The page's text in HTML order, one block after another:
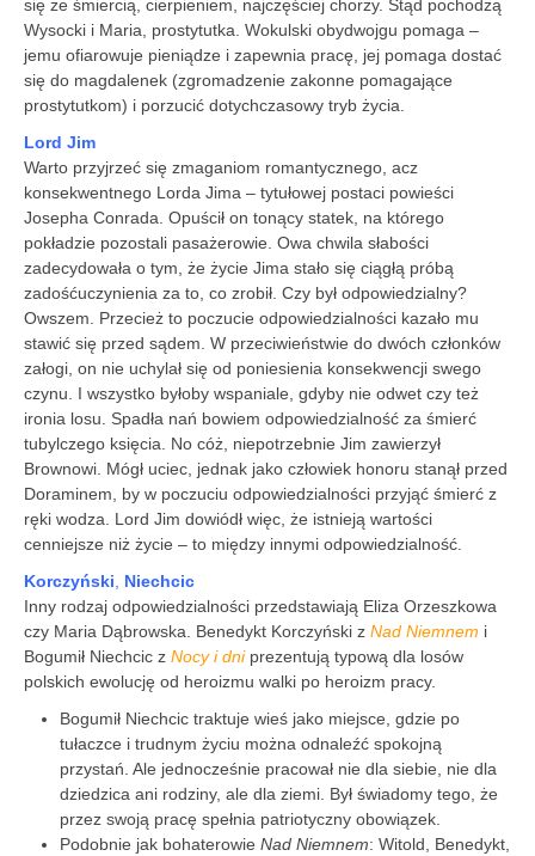
się ze śmiercią, cierpieniem, najczęściej chorzy. Stąd pochodzą
Wysocki i Maria, prostytutka. Wokulski obydwojgu pomaga –
jemu ofiarowuje pieniądze i zapewnia pracę, jej pomaga dostać
się do magdalenek (zgromadzenie zakonne pomagające
prostytutkom) i porzucić dotychczasowy tryb życia.
Lord Jim
Warto przyjrzeć się zmaganiom romantycznego, acz
konsekwentnego Lorda Jima – tytułowej postaci powieści
Josepha Conrada. Opuścił on tonący statek, na którego
pokładzie pozostali pasażerowie. Owa chwila słabości
zadecydowała o tym, że życie Jima stało się ciągłą próbą
zadośćuczynienia za to, co zrobił. Czy był odpowiedzialny?
Owszem. Przecież to poczucie odpowiedzialności kazało mu
stawić się przed sądem. W przeciwieństwie do dwóch członków
załogi, on nie uchylał się od poniesienia konsekwencji swego
czynu. I wszystko byłoby wspaniale, gdyby nie odwet czy też
ironia losu. Spadła nań bowiem odpowiedzialność za śmierć
tubylczego księcia. No cóż, niepotrzebnie Jim zawierzył
Brownowi. Mógł uciec, jednak jako człowiek honoru stanął przed
Doraminem, by w poczuciu odpowiedzialności przyjąć śmierć z
ręki wodza. Lord Jim dowiódł więc, że istnieją wartości
cenniejsze niż życie – to między innymi odpowiedzialność.
Korczyński
Niechcic
Inny rodzaj odpowiedzialności przedstawiają Eliza Orzeszkowa
czy Maria Dąbrowska. Benedykt Korczyński z Nad Niemnem i
Bogumił Niechcic z Nocy i dniprezentują typową dla losów
polskich ewolucję od heroizmu walki po heroizm pracy.
Bogumił Niechcic traktuje wieś jako miejsce, gdzie po
tułaczce i trudnym życiu można odnaleźć spokojną
przystań. Ale jednocześnie pracował nie dla siebie, nie dla
dziedzica ani rodziny, ale dla ziemi. Był świadomy tego, że
przez swoją pracę spełnia patriotyczny obowiązek.
Podobnie jak bohaterowie Nad Niemnem: Witold, Benedykt,